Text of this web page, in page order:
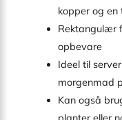
kopper og en
Rektangulær
opbevare
Ideel til
morgenmad
Kan også